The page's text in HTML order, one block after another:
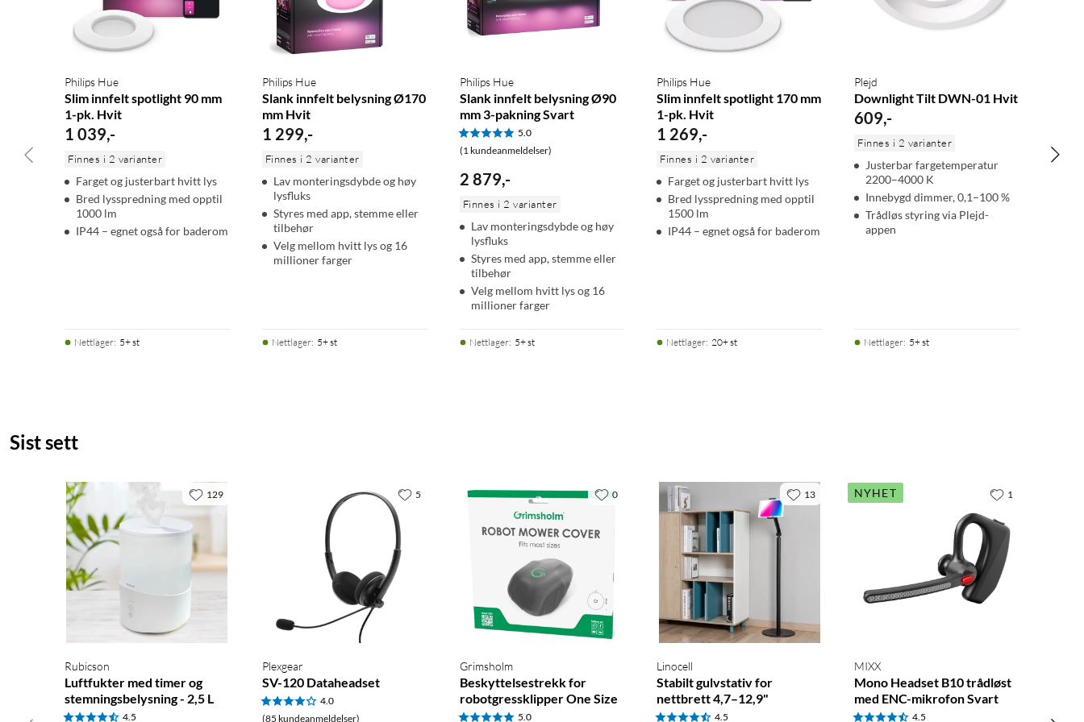
Monteringsdybde: Minst 60 mm
Inngangsspenning: 220–240 V
Spredningsvinkel: 105°
Lysfluks ved 4000 K: 1000 lm
Levetid (LED): opptil 25 000 timer
Fargevalg: Hvitt, 16 millioner farger
Fargetemperatur: 2000–6500 K
Dimbar: Ja
1x Philips Hue Slim lyskilde Ø90 mm med driver
Philips Hue
Slim innfelt spotlight 90 mm
1-pk. Hvit
1 039,-
Finnes i 2 varianter
Farget og justerbart hvitt lys
Bred lysspredning med opptil
1000 lm
IP44 – egnet også for baderom
Nettlager: 5+ st
Philips Hue
Slank innfelt belysning Ø170
mm Hvit
1 299,-
Finnes i 2 varianter
Lav monteringsdybde og høy
lysfluks
Styres med app, stemme eller
tilbehør
Velg mellom hvitt lys og 16
millioner farger
Nettlager: 5+ st
Philips Hue
Slank innfelt belysning Ø90
mm 3-pakning Svart
5.0
(1 kundeanmeldelser)
2 879,-
Finnes i 2 varianter
Lav monteringsdybde og høy
lysfluks
Styres med app, stemme eller
tilbehør
Velg mellom hvitt lys og 16
millioner farger
Nettlager: 5+ st
Philips Hue
Slim innfelt spotlight 170 mm
1-pk. Hvit
1 269,-
Finnes i 2 varianter
Farget og justerbart hvitt lys
Bred lysspredning med opptil
1500 lm
IP44 – egnet også for baderom
Nettlager: 20+ st
Plejd
Downlight Tilt DWN-01 Hvit
609,-
Finnes i 2 varianter
Justerbar fargetemperatur
2200–4000 K
Innebygd dimmer, 0,1–100 %
Trådløs styring via Plejd-
appen
Nettlager: 5+ st
Sist sett
Rubicson
Luftfukter med timer og
stemningsbelysning - 2,5 L
4.5
129
Plexgear
SV-120 Dataheadset
4.0
(85 kundeanmeldelser)
5
Grimsholm
Beskyttelsestrekk for
robotgressklipper One Size
5.0
0
Linocell
Stabilt gulvstativ for
nettbrett 4,7–12,9"
4.5
13 NYHET
MIXX
Mono Headset B10 trådløst
med ENC-mikrofon Svart
4.5
1